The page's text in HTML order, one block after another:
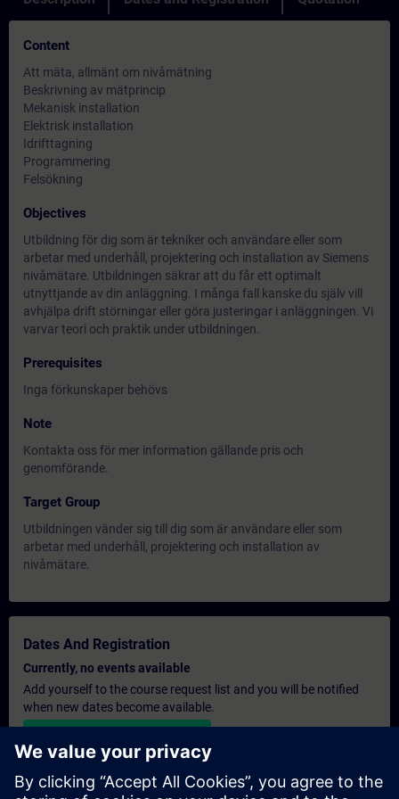
Content
Att mäta, allmänt om nivåmätning
Beskrivning av mätprincip
Mekanisk installation
Elektrisk installation
Idrifttagning
Programmering
Felsökning
Objectives
Utbildning för dig som är tekniker och användare eller som
arbetar med underhåll, projektering och installation av Siemens
nivåmätare. Utbildningen säkrar att du får ett optimalt
utnyttjande av din anläggning. I många fall kanske du själv vill
avhjälpa drift störningar eller göra justeringar i anläggningen. Vi
varvar teori och praktik under utbildningen.
Prerequisites
Inga förkunskaper behövs
Note
Kontakta oss för mer information gällande pris och
genomförande.
Target Group
Utbildningen vänder sig till dig som är användare eller som
arbetar med underhåll, projektering och installation av
nivåmätare.
Dates And Registration
Currently, no events available
Add yourself to the course request list and you will be notified
when new dates become available.